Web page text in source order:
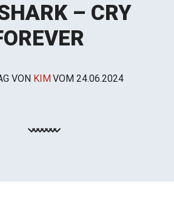
– CRY
VON KIMVOM 24.06.2024